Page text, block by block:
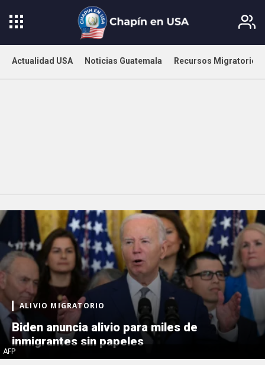
Actualidad USA Noticias Guatemala Recursos Migratorios
AFP
ALIVIO MIGRATORIO
Biden anuncia alivio para miles de
inmigrantes sin papeles